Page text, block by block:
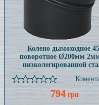
Колено дымоходное
поворотное Ø200мм
низколегированной
794 грн